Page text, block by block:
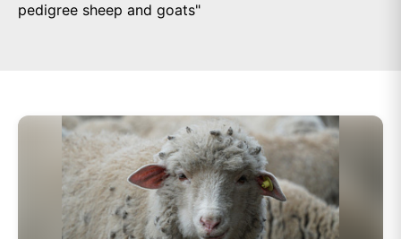
pedigree sheep and goats"